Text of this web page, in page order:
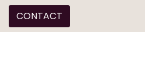
CONTACT